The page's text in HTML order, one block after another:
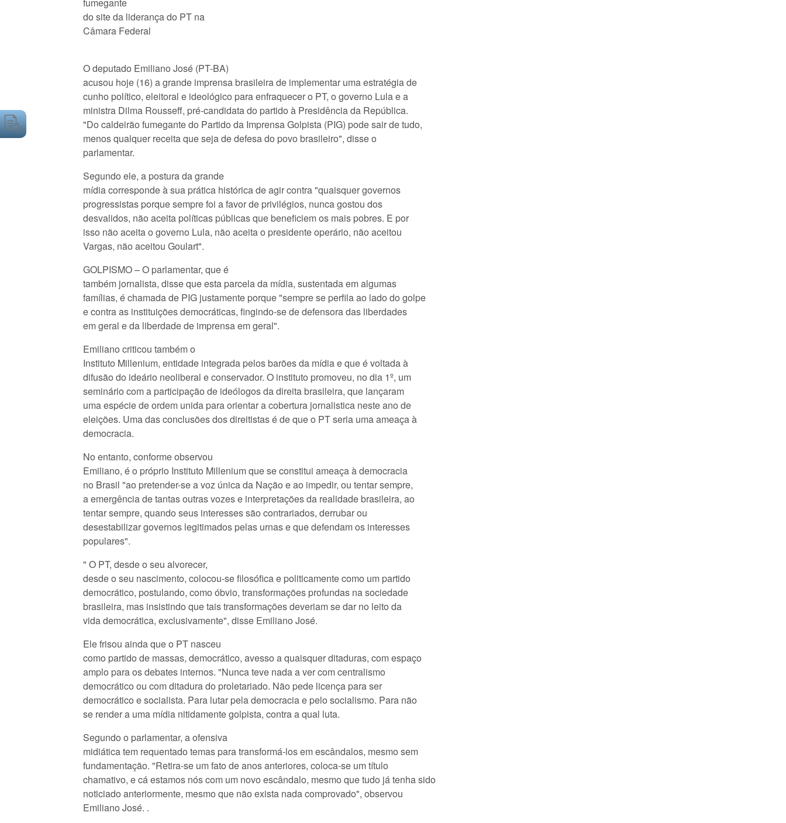
do site da liderança do PT na
Câmara Federal
O deputado Emiliano José (PT-BA)
acusou hoje (16) a grande imprensa brasileira de implementar uma estratégia de
cunho político, eleitoral e ideológico para enfraquecer o PT, o governo Lula e a
ministra Dilma Rousseff, pré-candidata do partido à Presidência da República.
"Do caldeirão fumegante do Partido da Imprensa Golpista (PIG) pode sair de tudo,
menos qualquer receita que seja de defesa do povo brasileiro", disse o
parlamentar.
Segundo ele, a postura da grande
mídia corresponde à sua prática histórica de agir contra "quaisquer governos
progressistas porque sempre foi a favor de privilégios, nunca gostou dos
desvalidos, não aceita políticas públicas que beneficiem os mais pobres. E por
isso não aceita o governo Lula, não aceita o presidente operário, não aceitou
Vargas, não aceitou Goulart".
GOLPISMO – O parlamentar, que é
também jornalista, disse que esta parcela da mídia, sustentada em algumas
famílias, é chamada de PIG justamente porque "sempre se perfila ao lado do golpe
e contra as instituições democráticas, fingindo-se de defensora das liberdades
em geral e da liberdade de imprensa em geral".
Emiliano criticou também o
Instituto Millenium, entidade integrada pelos barões da mídia e que é voltada à
difusão do ideário neoliberal e conservador. O instituto promoveu, no dia 1º, um
seminário com a participação de ideólogos da direita brasileira, que lançaram
uma espécie de ordem unida para orientar a cobertura jornalistica neste ano de
eleições. Uma das conclusões dos direitistas é de que o PT seria uma ameaça à
democracia.
No entanto, conforme observou
Emiliano, é o próprio Instituto Millenium que se constitui ameaça à democracia
no Brasil "ao pretender-se a voz única da Nação e ao impedir, ou tentar sempre,
a emergência de tantas outras vozes e interpretações da realidade brasileira, ao
tentar sempre, quando seus interesses são contrariados, derrubar ou
desestabilizar governos legitimados pelas urnas e que defendam os interesses
populares".
" O PT, desde o seu alvorecer,
desde o seu nascimento, colocou-se filosófica e politicamente como um partido
democrático, postulando, como óbvio, transformações profundas na sociedade
brasileira, mas insistindo que tais transformações deveriam se dar no leito da
vida democrática, exclusivamente", disse Emiliano José.
Ele frisou ainda que o PT nasceu
como partido de massas, democrático, avesso a quaisquer ditaduras, com espaço
amplo para os debates internos. "Nunca teve nada a ver com centralismo
democrático ou com ditadura do proletariado. Não pede licença para ser
democrático e socialista. Para lutar pela democracia e pelo socialismo. Para não
se render a uma mídia nitidamente golpista, contra a qual luta.
Segundo o parlamentar, a ofensiva
midiática tem requentado temas para transformá-los em escândalos, mesmo sem
fundamentação. "Retira-se um fato de anos anteriores, coloca-se um título
chamativo, e cá estamos nós com um novo escândalo, mesmo que tudo já tenha sido
noticiado anteriormente, mesmo que não exista nada comprovado", observou
Emiliano José. .